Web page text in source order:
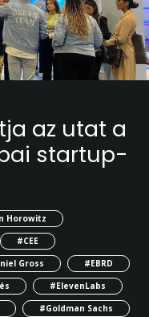
az utat a
startup-
Horowitz
#CEE
Gross
#EBRD
#ElevenLabs
#Goldman Sachs